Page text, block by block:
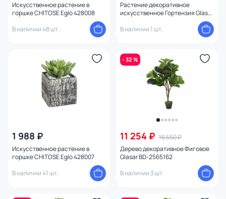
Искусственное растение в
горшке CHITOSE Eglo 428008
В наличии 48 шт.
Растение декоративное
искусственное Гортензия Glasar
В наличии 1 шт.
1 988 ₽
Искусственное растение в
горшке CHITOSE Eglo 428007
В наличии 41 шт.
- 32 %
11 254 ₽ 16 550 ₽
Дерево декоративное Фиговое
Glasar BD-2565162
В наличии 3 шт.